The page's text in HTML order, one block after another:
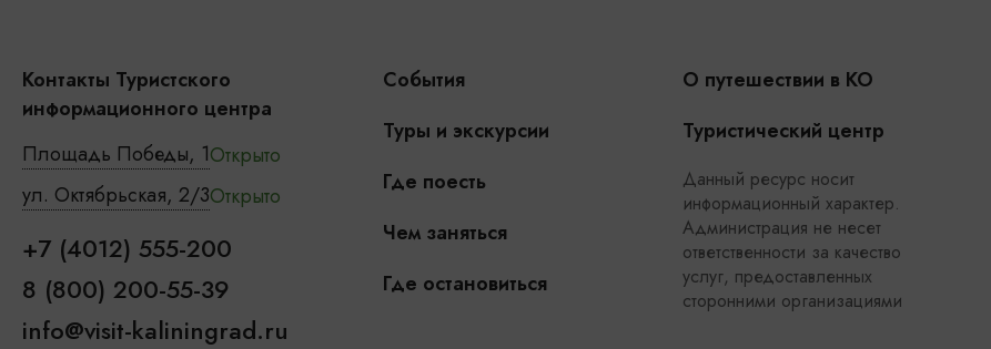
Контакты Туристского
информационного центра
Площадь Победы, 1Открыто
ул. Октябрьская, 2/3Открыто
+7 (4012) 555-200
8 (800) 200-55-39
info@visit-kaliningrad.ru
События
Туры и экскурсии
Где поесть
Чем заняться
Где остановиться
О путешествии в КО
Туристический центр
Данный ресурс носит
информационный характер.
Администрация не несет
ответственности за качество
услуг, предоставленных
сторонними организациями